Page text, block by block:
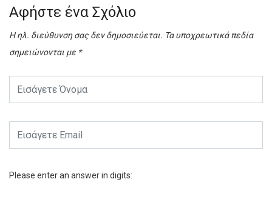
Αφήστε ένα Σχόλιο
Η ηλ. διεύθυνση σας δεν δημοσιεύεται. Τα υποχρεωτικά πεδία
σημειώνονται με *
Please enter an answer in digits: